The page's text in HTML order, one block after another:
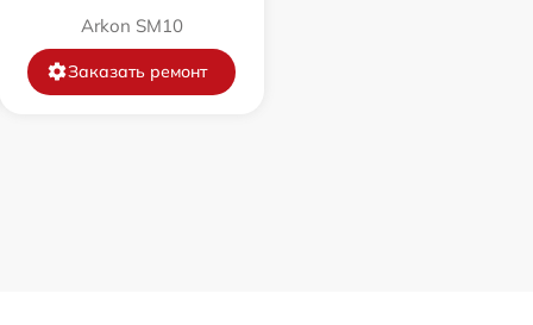
750 р
850 р
Arkon SM10
Заказать ремонт